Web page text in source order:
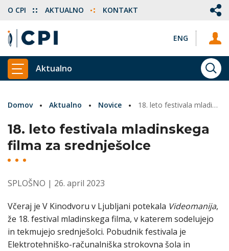
ENG
O CPI AKTUALNO KONTAKT
PRIKAŽI GLAVNI MENI
Aktualno
Domov Aktualno Novice 18. leto festivala mladinskega filma za srednješolce
18. leto festivala mladinskega
filma za srednješolce
SPLOŠNO | 26. april 2023
Včeraj je V Kinodvoru v Ljubljani potekala Videomanija,
že 18. festival mladinskega filma, v katerem sodelujejo
in tekmujejo srednješolci. Pobudnik festivala je
Elektrotehniško-računalniška strokovna šola in